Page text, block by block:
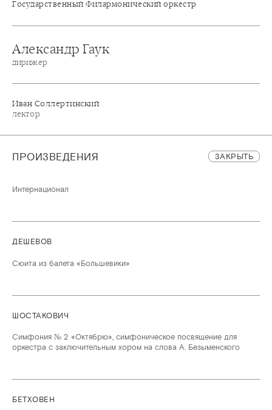
Государственный Филармонический оркестр
Александр Гаук
дирижер
Иван Соллертинский
лектор
ПРОИЗВЕДЕНИЯ ЗАКРЫТЬ
Интернационал
ДЕШЕВОВ
Сюита из балета «Большевики»
ШОСТАКОВИЧ
Симфония № 2 «Октябрю», симфоническое посвящение для
оркестра с заключительным хором на слова А. Безыменского
БЕТХОВЕН